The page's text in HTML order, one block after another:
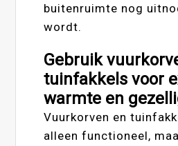
buitenruimte nog
wordt.
Gebruik
tuinfakkels voor
warmte en
Vuurkorven en
alleen functioneel,